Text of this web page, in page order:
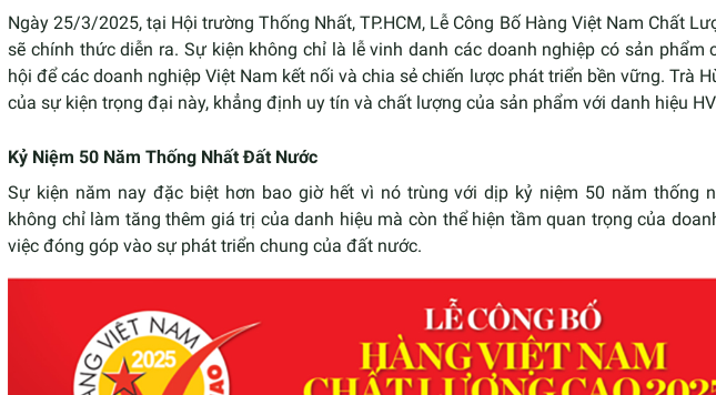
Ngày 25/3/2025, tại Hội trường Thống Nhất, TP.HCM, Lễ Công Bố Hàng Việt Nam Chất
sẽ chính thức diễn ra. Sự kiện không chỉ là lễ vinh danh các doanh nghiệp có sản phẩm
hội để các doanh nghiệp Việt Nam kết nối và chia sẻ chiến lược phát triển bền vững. Trà
của sự kiện trọng đại này, khẳng định uy tín và chất lượng của sản phẩm với danh hiệu
Kỷ Niệm 50 Năm Thống Nhất Đất Nước
Sự kiện năm nay đặc biệt hơn bao giờ hết vì nó trùng với dịp kỷ niệm 50 năm thống
không chỉ làm tăng thêm giá trị của danh hiệu mà còn thể hiện tầm quan trọng của
việc đóng góp vào sự phát triển chung của đất nước.